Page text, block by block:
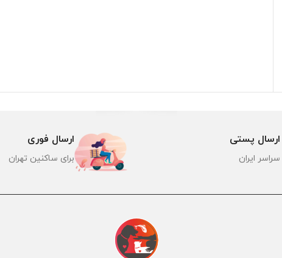
ارسال فوری
برای ساکنین تهران
ارسال پستی
سراسر ایران